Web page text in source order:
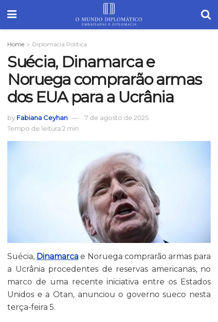
Home Diplomacia Política
Suécia, Dinamarca e
Noruega comprarão armas
dos EUA para a Ucrânia
by Fabiana Ceyhan
7 de agosto de 2025
Tempo de leitura:2 min
Suécia, Dinamarca e Noruega comprarão armas para
a Ucrânia procedentes de reservas americanas, no
marco de uma recente iniciativa entre os Estados
Unidos e a Otan, anunciou o governo sueco nesta
terça-feira 5.